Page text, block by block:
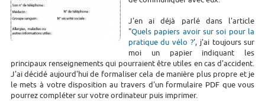
J'en ai déjà parlé dans l'article
"Quels papiers avoir sur soi pour la
pratique du vélo ?', j'ai toujours sur
moi un papier indiquant les
principaux renseignements qui pourraient être utiles en cas d'accident.
J'ai décidé aujourd'hui de formaliser cela de manière plus propre et je
le mets à votre disposition au travers d'un formulaire PDF que vous
pourrez compléter sur votre ordinateur puis imprimer.